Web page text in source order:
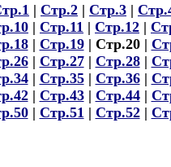
| Стр.2 | Стр.3 |
| Стр.11 | Стр.12 |
| Стр.19| Стр.20 |
| Стр.27| Стр.28|
| Стр.35| Стр.36|
| Стр.43| Стр.44|
| Стр.51 | Стр.52|